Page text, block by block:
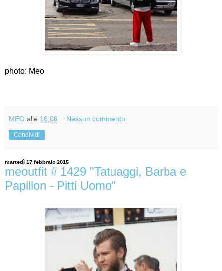
photo: Meo
MEO alle 16:08 Nessun commento:
Condividi
martedì 17 febbraio 2015
meoutfit # 1429 "Tatuaggi, Barba e
Papillon - Pitti Uomo"